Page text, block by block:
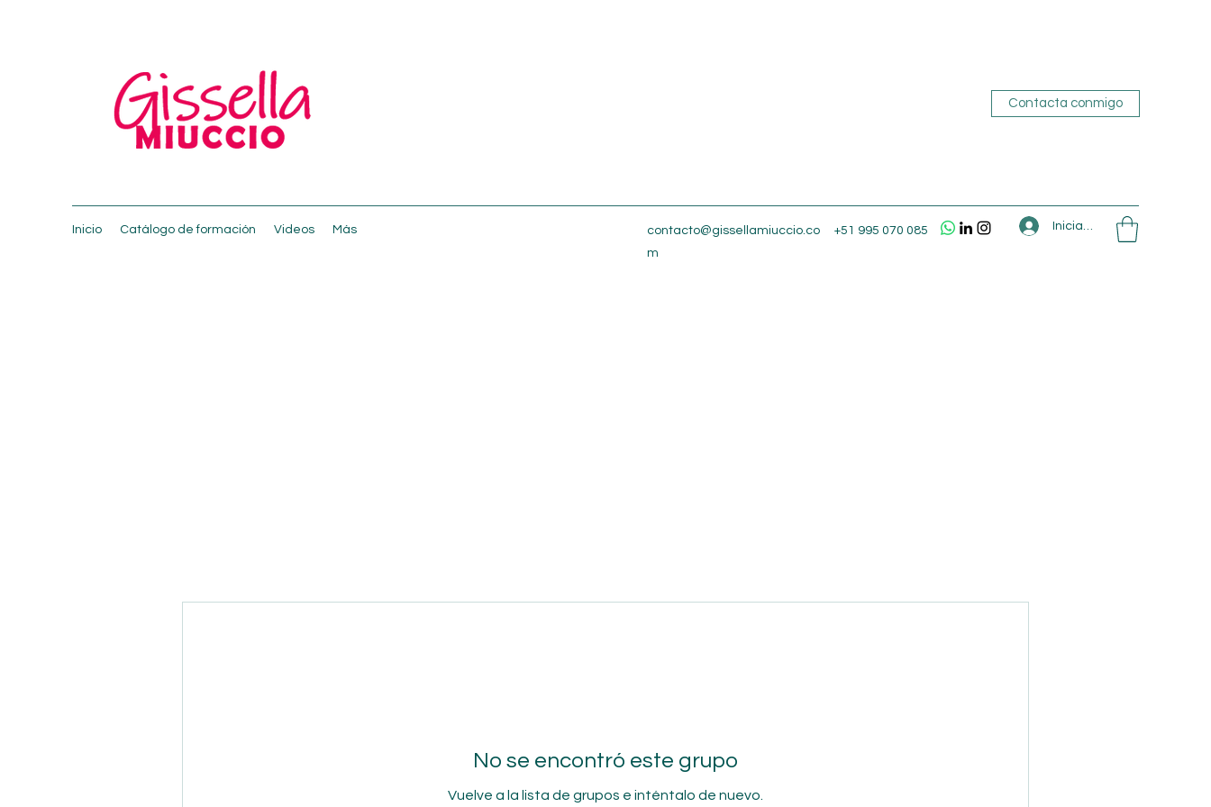
Contacta conmigo
Inicio Catálogo de formación Videos Más
contacto@gissellamiuccio.co
m
+51 995 070 085 Iniciar sesión
No se encontró este grupo
Vuelve a la lista de grupos e inténtalo de nuevo.